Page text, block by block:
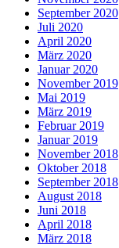
September 2020
Juli 2020
April 2020
März 2020
Januar 2020
November 2019
Mai 2019
März 2019
Februar 2019
Januar 2019
November 2018
Oktober 2018
September 2018
August 2018
Juni 2018
April 2018
März 2018